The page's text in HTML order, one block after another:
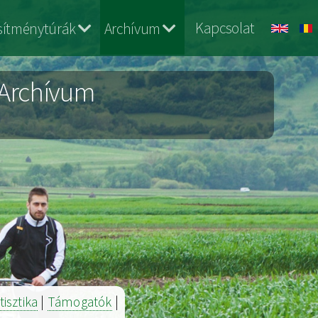
Archívum Kapcsolat
| Támogatók |